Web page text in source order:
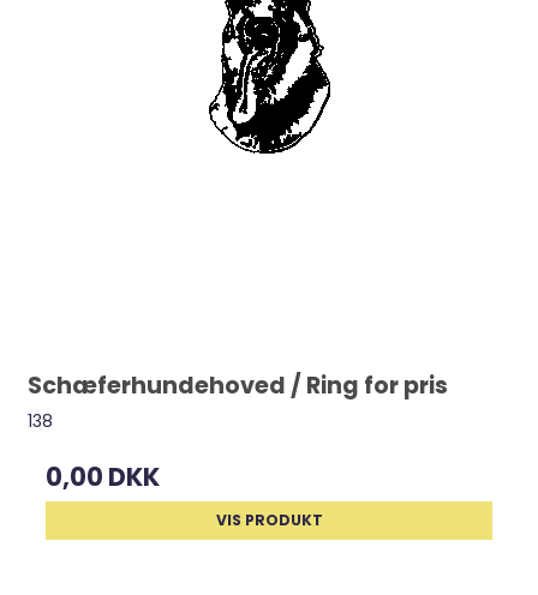
Schæferhundehoved / Ring for pris
138
0,00 DKK
VIS PRODUKT